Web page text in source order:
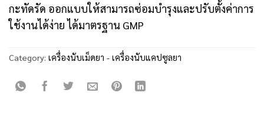
กะทัดรัด ออกแบบให้สามารถซ่อมบำรุงและปรับตั้งค่าการ
ใช้งานได้ง่าย ได้มาตรฐาน GMP
Category: เครื่องนับเม็ดยา - เครื่องนับแคปซูลยา